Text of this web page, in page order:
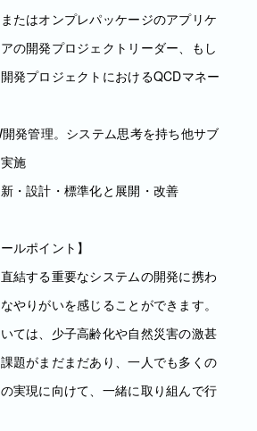
たはオンプレパッケージのアプリケ
の開発プロジェクトリーダー、もし
発プロジェクトにおけるQCDマネー
発管理。システム思考を持ち他サブ
施
・設計・標準化と展開・改善
ルポイント】
結する重要なシステムの開発に携わ
やりがいを感じることができます。
ては、少子高齢化や自然災害の激甚
題がまだまだあり、一人でも多くの
実現に向けて、一緒に取り組んで行